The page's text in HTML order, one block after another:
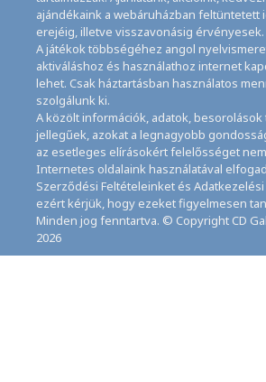
ajándékaink a webáruházban feltüntetett
erejéig, illetve visszavonásig érvényesek.
A játékok többségéhez angol
aktiváláshoz és használathoz internet
lehet. Csak háztartásban használatos
szolgálunk ki.
A közölt információk, adatok, besorolások
jellegűek, azokat a legnagyobb
az esetleges elírásokért felelősséget
Internetes oldalaink használatával
Szerződési Feltételeinket és
ezért kérjük, hogy ezeket figyelmesen
Minden jog fenntartva. © Copyright CD
2026